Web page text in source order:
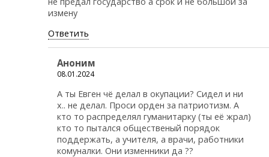
измену
Ответить
Аноним
08.01.2024
А ты Евген чё делал в окупации? Сидел и ни
х.. не делал. Проси орден за патриотизм. А
кто то распределял гуманитарку (ты её жрал)
кто то пытался общественый порядок
поддержать, а учителя, а врачи, работники
комуналки. Они изменники да ??